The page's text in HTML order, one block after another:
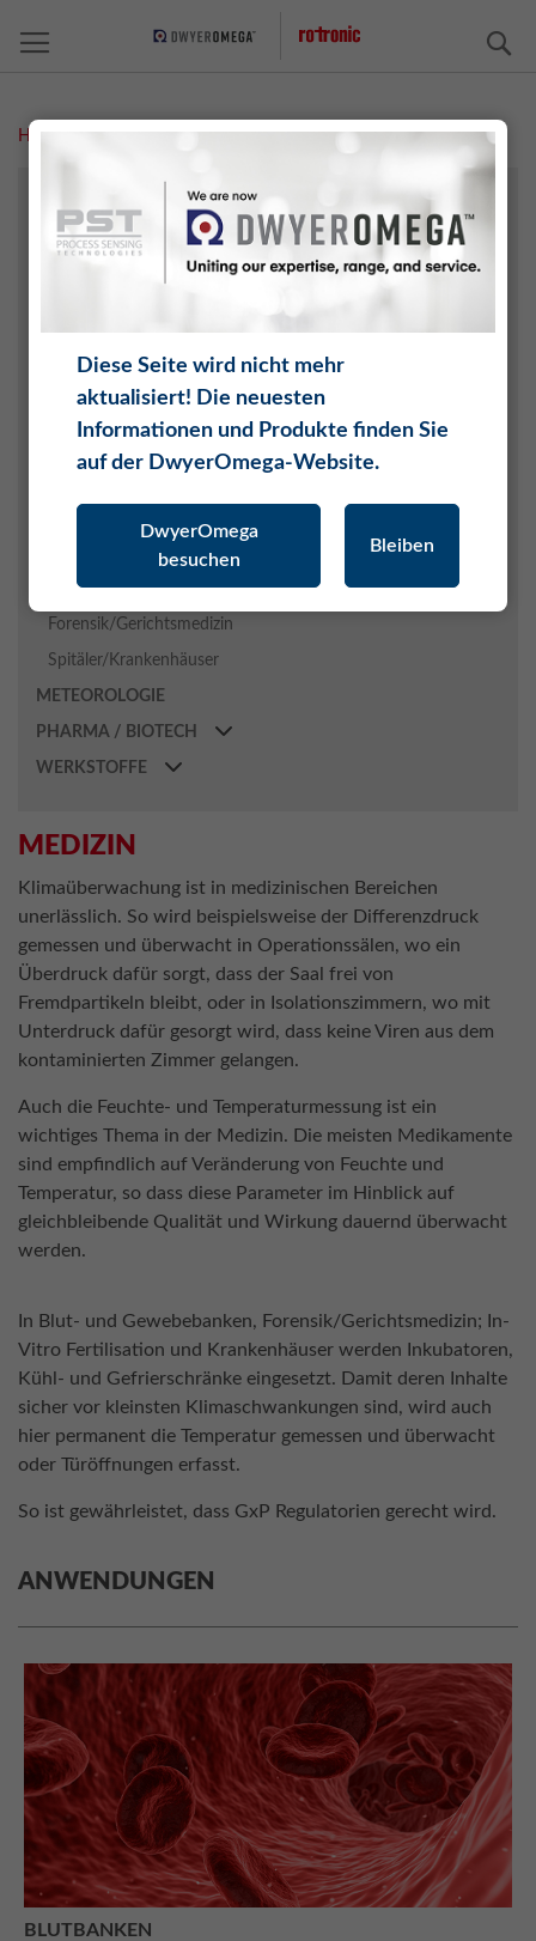
Home Medizin
MEDIZIN
Klimaüberwachung ist in medizinischen Bereichen
unerlässlich. So wird beispielsweise der Differenzdruck
gemessen und überwacht in Operationssälen, wo ein
Überdruck dafür sorgt, dass der Saal frei von
Fremdpartikeln bleibt, oder in Isolationszimmern, wo mit
Unterdruck dafür gesorgt wird, dass keine Viren aus dem
kontaminierten Zimmer gelangen.
Auch die Feuchte- und Temperaturmessung ist ein
wichtiges Thema in der Medizin. Die meisten Medikamente
sind empfindlich auf Veränderung von Feuchte und
Temperatur, so dass diese Parameter im Hinblick auf
gleichbleibende Qualität und Wirkung dauernd überwacht
werden.
In Blut- und Gewebebanken, Forensik/Gerichtsmedizin; In-
Vitro Fertilisation und Krankenhäuser werden Inkubatoren,
Kühl- und Gefrierschränke eingesetzt. Damit deren Inhalte
sicher vor kleinsten Klimaschwankungen sind, wird auch
hier permanent die Temperatur gemessen und überwacht
oder Türöffnungen erfasst.
So ist gewährleistet, dass GxP Regulatorien gerecht wird.
ANWENDUNGEN
BLUTBANKEN
ARCHIVE/AUSSTELLUNGEN
KLIMATECHNIK / HLK
Blut- und Gewebebanken
In-Vitro Fertilisation
Forensik/Gerichtsmedizin
Spitäler/Krankenhäuser
METEOROLOGIE
PHARMA / BIOTECH
WERKSTOFFE
Diese Seite wird nicht mehr
aktualisiert! Die neuesten
Informationen und Produkte finden Sie
auf der DwyerOmega-Website.
DwyerOmega
besuchen
Bleiben